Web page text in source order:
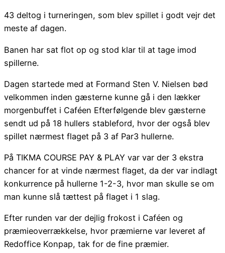
43 deltog i turneringen, som blev spillet i godt vejr det
meste af dagen.
Banen har sat flot op og stod klar til at tage imod
spillerne.
Dagen startede med at Formand Sten V. Nielsen bød
velkommen inden gæsterne kunne gå i den lækker
morgenbuffet i Caféen Efterfølgende blev gæsterne
sendt ud på 18 hullers stableford, hvor der også blev
spillet nærmest flaget på 3 af Par3 hullerne.
På TIKMA COURSE PAY & PLAY var var der 3 ekstra
chancer for at vinde nærmest flaget, da der var indlagt
konkurrence på hullerne 1-2-3, hvor man skulle se om
man kunne slå tættest på flaget i 1 slag.
Efter runden var der dejlig frokost i Caféen og
præmieoverrækkelse, hvor præmierne var leveret af
Redoffice Konpap, tak for de fine præmier.